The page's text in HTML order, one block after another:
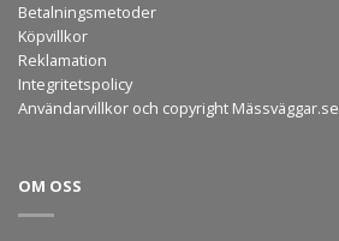
Betalningsmetoder
Köpvillkor
Reklamation
Integritetspolicy
Användarvillkor och copyright Mässväggar.se
OM OSS